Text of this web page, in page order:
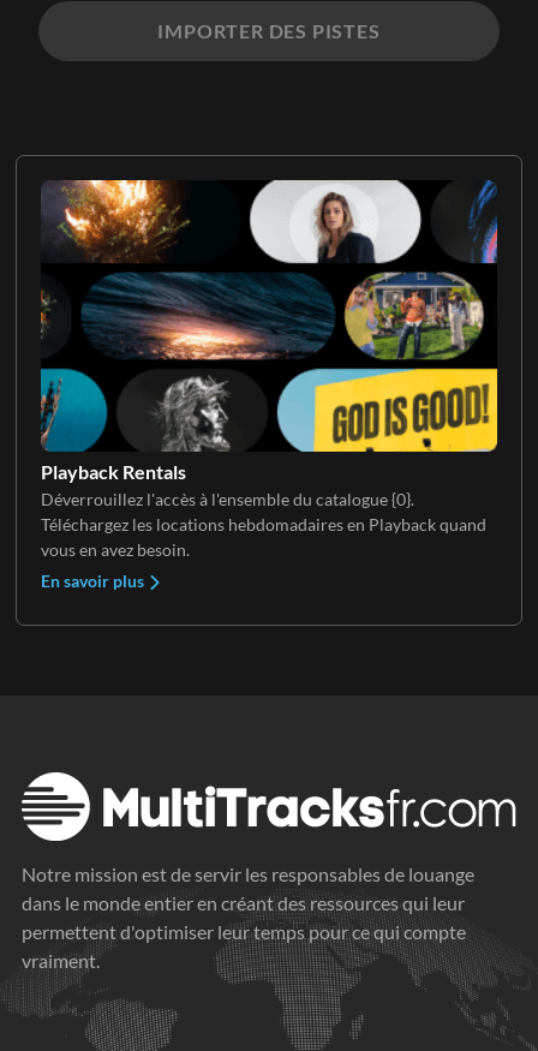
Playback Rentals
Déverrouillez l'accès à l'ensemble du catalogue {0}.
Téléchargez les locations hebdomadaires en Playback quand
vous en avez besoin.
En savoir plus
IMPORTER DES PISTES
Notre mission est de servir les responsables de louange
dans le monde entier en créant des ressources qui leur
permettent d'optimiser leur temps pour ce qui compte
vraiment.